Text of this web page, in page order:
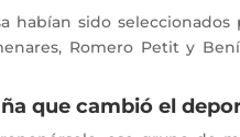
sido seleccionados
Romero Petit y
que cambió el